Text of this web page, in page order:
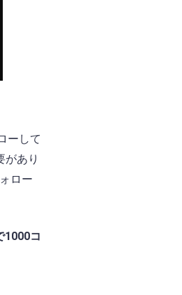
ーして
があり
ロー
1000コ